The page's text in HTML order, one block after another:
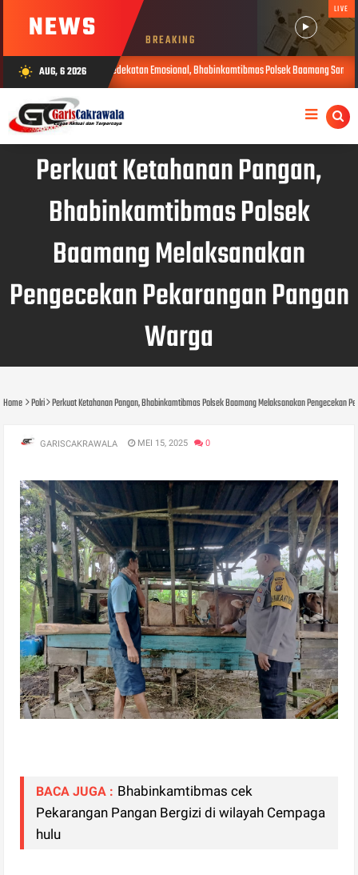
NEWS BREAKING
LIVE
wb_sunny AUG, 6 2026
2026 Jalin Kedekatan Emosional, Bhabinkamtibmas Polsek Baamang Sambangi Warga
Perkuat Ketahanan Pangan,
Bhabinkamtibmas Polsek
Baamang Melaksanakan
Pengecekan Pekarangan Pangan
Warga
Home Polri Perkuat Ketahanan Pangan, Bhabinkamtibmas Polsek Baamang Melaksanakan Pengecekan
GARISCAKRAWALA MEI 15, 2025 0
BACA JUGA : Bhabinkamtibmas cek
Pekarangan Pangan Bergizi di wilayah Cempaga
hulu